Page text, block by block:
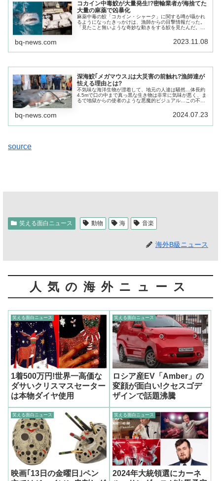
コカイン中毒鮫が大量発生!?密輸業者が海捨てた
大量の麻薬で凶暴化
麻薬中毒の鮫「コカイン・シャーク」に関する噂が囁かれ
るようになったきっかけは、漁師からの目撃情報だった。
「見たこと無いような奇妙な動きをする鮫を見たんだ。ま
bq-news.com 2023.11.08
深海鮫｢メガマウス｣は大災害の前触れ?漁師達が
怯える理由とは?
不気味な海洋生物が漂着して、地元の人達は騒然…体長約
4.5mで口の中まで真っ黒な生き物は非常に気味が悪く、ま
るで地獄からの使者のような悪魔的ビジュアル…この不気
bq-news.com 2024.07.23
source
笑える面白ニュース 動物 海 音楽
海外B級ニュース
人気の海外ニュース
笑える面白ニュース
1着500万円!世界一高価な
ダサいクリスマスセーター
は本物ダイヤ使用
笑える面白ニュース
ロシア産EV「Amber」の
変顔が面白い!クセスゴデ
ザインで話題沸騰
笑える面白ニュース
映画｢13日の金曜日｣ペン
笑える面白ニュース
2024年大統領選にカーネ